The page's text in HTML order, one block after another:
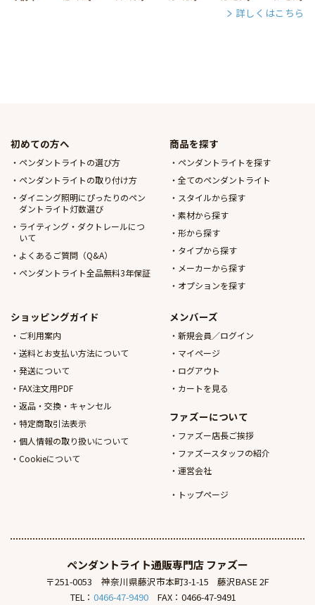
詳しくはこちら
初めての方へ
ペンダントライトの選び方
ペンダントライトの取り付け方
ダイニング照明にぴったりのペン
ダントライト灯数選び
ライティング・ダクトレールにつ
いて
よくあるご質問（Q&A）
ペンダントライト全品無料3年保証
商品を探す
ペンダントライトを探す
全てのペンダントライト
スタイルから探す
素材から探す
形から探す
タイプから探す
メーカーから探す
オプションを探す
ショッピングガイド
ご利用案内
送料とお支払い方法について
発送について
FAX注文用PDF
返品・交換・キャンセル
特定商取引法表示
個人情報の取り扱いについて
Cookieについて
メンバーズ
新規会員／ログイン
マイページ
ログアウト
カートを見る
ファズーについて
ファズー店長ご挨拶
ファズースタッフの紹介
運営会社
トップページ
ペンダントライト通販専門店 ファズー
〒251-0053 神奈川県藤沢市本町3-1-15
藤沢BASE 2F
TEL： 0466-47-9490
FAX：0466-47-9491